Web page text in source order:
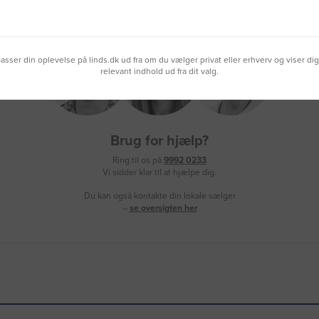
Brug for hjælp?
Ring til os på 9992 0233
Vi sidder klar til at hjælpe dig.
Du kan også kontakte din lokale sælger
– se oversigten her
din oplevelse på linds.dk ud fra om du vælger privat eller erhverv og viser
relevant indhold ud fra dit valg.